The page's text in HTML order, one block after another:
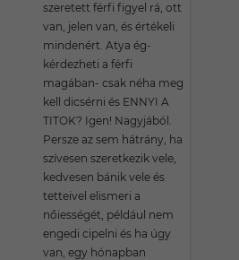
szeretett férfi figyel rá, ott
van, jelen van, és értékeli
mindenért. Atya ég-
kérdezheti a férfi
magában- csak néha meg
kell dicsérni és ENNYI A
TITOK? Igen! Nagyjából.
Persze az sem hátrány, ha
szívesen szeretkezik vele,
kedvesen bánik vele és
tetteivel elismeri a
nőiességét, például nem
engedi cipelni és ha úgy
van, egy hónapban